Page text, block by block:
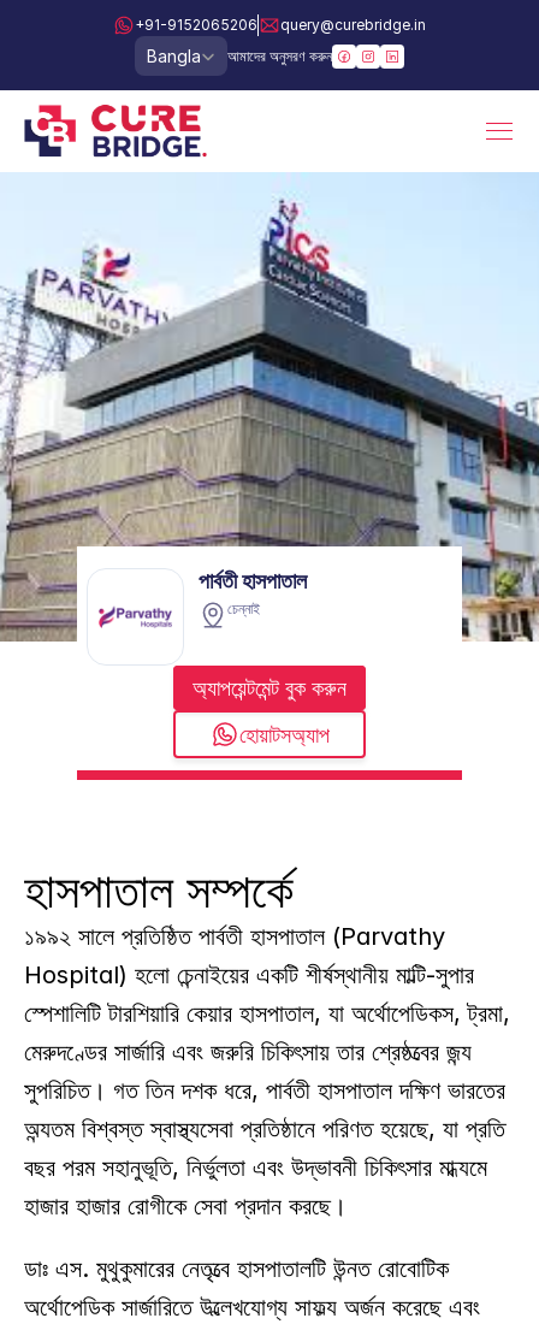
+91-9152065206 query@curebridge.in
Select Language
Bangla আমাদের অনুসরণ করুন
পার্বতী হাসপাতাল
চেন্নাই
অ্যাপয়েন্টমেন্ট বুক করুন
হোয়াটসঅ্যাপ
হাসপাতাল সম্পর্কে
১৯৯২ সালে প্রতিষ্ঠিত পার্বতী হাসপাতাল (Parvathy
Hospital) হলো চেন্নাইয়ের একটি শীর্ষস্থানীয় মাল্টি-সুপার
স্পেশালিটি টারশিয়ারি কেয়ার হাসপাতাল, যা অর্থোপেডিকস, ট্রমা,
মেরুদণ্ডের সার্জারি এবং জরুরি চিকিৎসায় তার শ্রেষ্ঠত্বের জন্য
সুপরিচিত। গত তিন দশক ধরে, পার্বতী হাসপাতাল দক্ষিণ ভারতের
অন্যতম বিশ্বস্ত স্বাস্থ্যসেবা প্রতিষ্ঠানে পরিণত হয়েছে, যা প্রতি
বছর পরম সহানুভূতি, নির্ভুলতা এবং উদ্ভাবনী চিকিৎসার মাধ্যমে
হাজার হাজার রোগীকে সেবা প্রদান করছে।
ডাঃ এস. মুথুকুমারের নেতৃত্বে হাসপাতালটি উন্নত রোবোটিক
অর্থোপেডিক সার্জারিতে উল্লেখযোগ্য সাফল্য অর্জন করেছে এবং